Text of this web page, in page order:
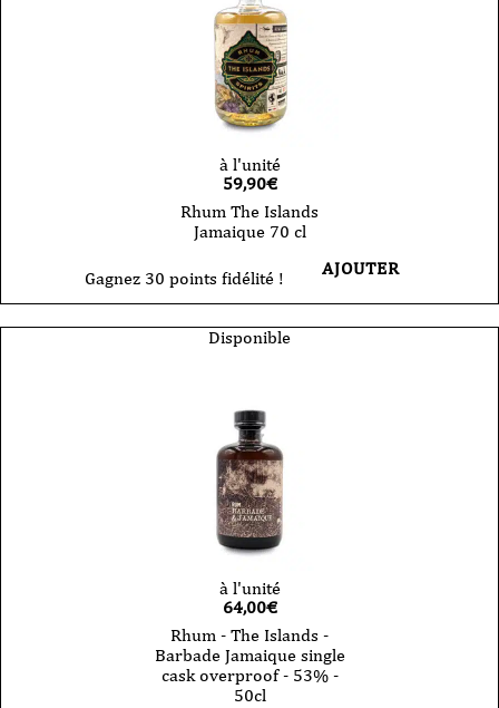
à l'unité
59,90€
Rhum The Islands
Jamaique 70 cl
Gagnez 30 points fidélité ! AJOUTER
Disponible
à l'unité
64,00€
Rhum - The Islands -
Barbade Jamaique single
cask overproof - 53% -
50cl